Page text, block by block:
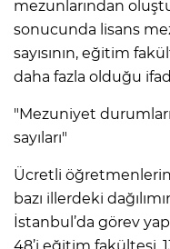
mezunlarından
sonucunda lisans
sayısının, eğitim
daha fazla olduğu
"Mezuniyet
sayıları"
Ücretli
bazı illerdeki
İstanbul’da görev